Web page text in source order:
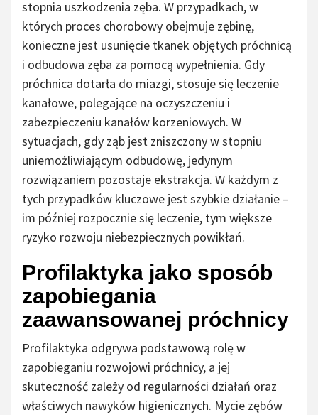
stopnia uszkodzenia zęba. W przypadkach, w
których proces chorobowy obejmuje zębinę,
konieczne jest usunięcie tkanek objętych próchnicą
i odbudowa zęba za pomocą wypełnienia. Gdy
próchnica dotarła do miazgi, stosuje się leczenie
kanałowe, polegające na oczyszczeniu i
zabezpieczeniu kanałów korzeniowych. W
sytuacjach, gdy ząb jest zniszczony w stopniu
uniemożliwiającym odbudowę, jedynym
rozwiązaniem pozostaje ekstrakcja. W każdym z
tych przypadków kluczowe jest szybkie działanie –
im później rozpocznie się leczenie, tym większe
ryzyko rozwoju niebezpiecznych powikłań.
Profilaktyka jako sposób
zapobiegania
zaawansowanej próchnicy
Profilaktyka odgrywa podstawową rolę w
zapobieganiu rozwojowi próchnicy, a jej
skuteczność zależy od regularności działań oraz
właściwych nawyków higienicznych. Mycie zębów